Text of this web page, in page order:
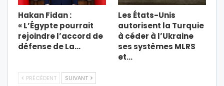
Hakan Fidan :
« L’Égypte pourrait
rejoindre l’accord de
défense de La…
Les États-Unis
autorisent la Turquie
à céder à l’Ukraine
ses systèmes MLRS
et…
PRÉCÉDENT SUIVANT